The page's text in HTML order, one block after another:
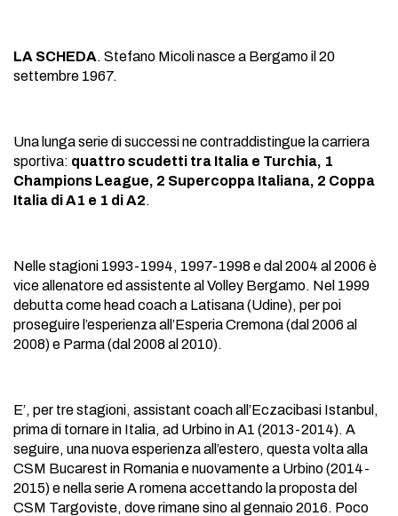
LA SCHEDA. Stefano Micoli nasce a Bergamo il 20
settembre 1967.
Una lunga serie di successi ne contraddistingue la carriera
sportiva: quattro scudetti tra Italia e Turchia, 1
Champions League, 2 Supercoppa Italiana, 2 Coppa
Italia di A1 e 1 di A2.
Nelle stagioni 1993-1994, 1997-1998 e dal 2004 al 2006 è
vice allenatore ed assistente al Volley Bergamo. Nel 1999
debutta come head coach a Latisana (Udine), per poi
proseguire l’esperienza all’Esperia Cremona (dal 2006 al
2008) e Parma (dal 2008 al 2010).
E’, per tre stagioni, assistant coach all’Eczacibasi Istanbul,
prima di tornare in Italia, ad Urbino in A1 (2013-2014). A
seguire, una nuova esperienza all’estero, questa volta alla
CSM Bucarest in Romania e nuovamente a Urbino (2014-
2015) e nella serie A romena accettando la proposta del
CSM Targoviste, dove rimane sino al gennaio 2016. Poco